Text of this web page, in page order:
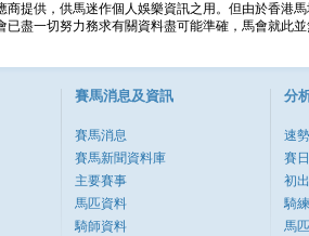
商提供，供馬迷作個人娛樂資訊之用。但由於香港
已盡一切努力務求有關資料盡可能準確，馬會就此
賽馬消息及資訊
賽馬消息
賽馬新聞資料庫
主要賽事
馬匹資料
騎師資料
分
速
賽
初
騎
馬